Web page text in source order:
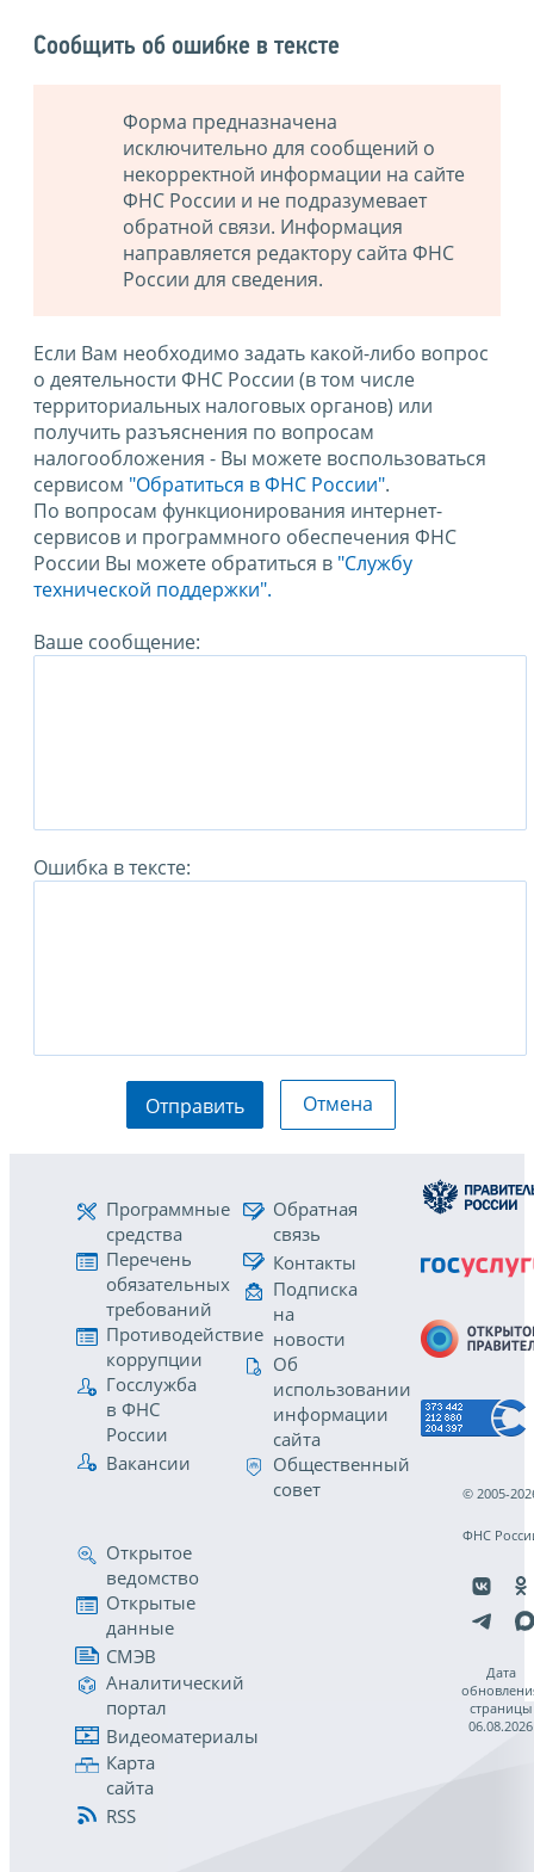
Сообщить об ошибке в тексте
Форма предназначена
исключительно для сообщений о
некорректной информации на сайте
ФНС России и не подразумевает
обратной связи. Информация
направляется редактору сайта ФНС
России для сведения.
Если Вам необходимо задать какой-либо вопрос
о деятельности ФНС России (в том числе
территориальных налоговых органов) или
получить разъяснения по вопросам
налогообложения - Вы можете воспользоваться
сервисом "Обратиться в ФНС России".
По вопросам функционирования интернет-
сервисов и программного обеспечения ФНС
России Вы можете обратиться в "Службу
технической поддержки".
Ваше сообщение:
Ошибка в тексте:
Отправить Отмена
Программные
средства
Перечень
обязательных
требований
Противодействие
коррупции
Госслужба
в ФНС
России
Вакансии
Обратная
связь
Контакты
Подписка
на
новости
Об
использовании
информации
сайта
Общественный
совет
Открытое
ведомство
Открытые
данные
СМЭВ
Аналитический
портал
Видеоматериалы
Карта
сайта
RSS
© 2005-
ФНС
Дата
страницы
06.08.2026